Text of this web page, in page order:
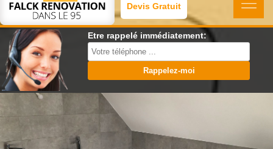
Devis Gratuit
Etre rappelé immédiatement: